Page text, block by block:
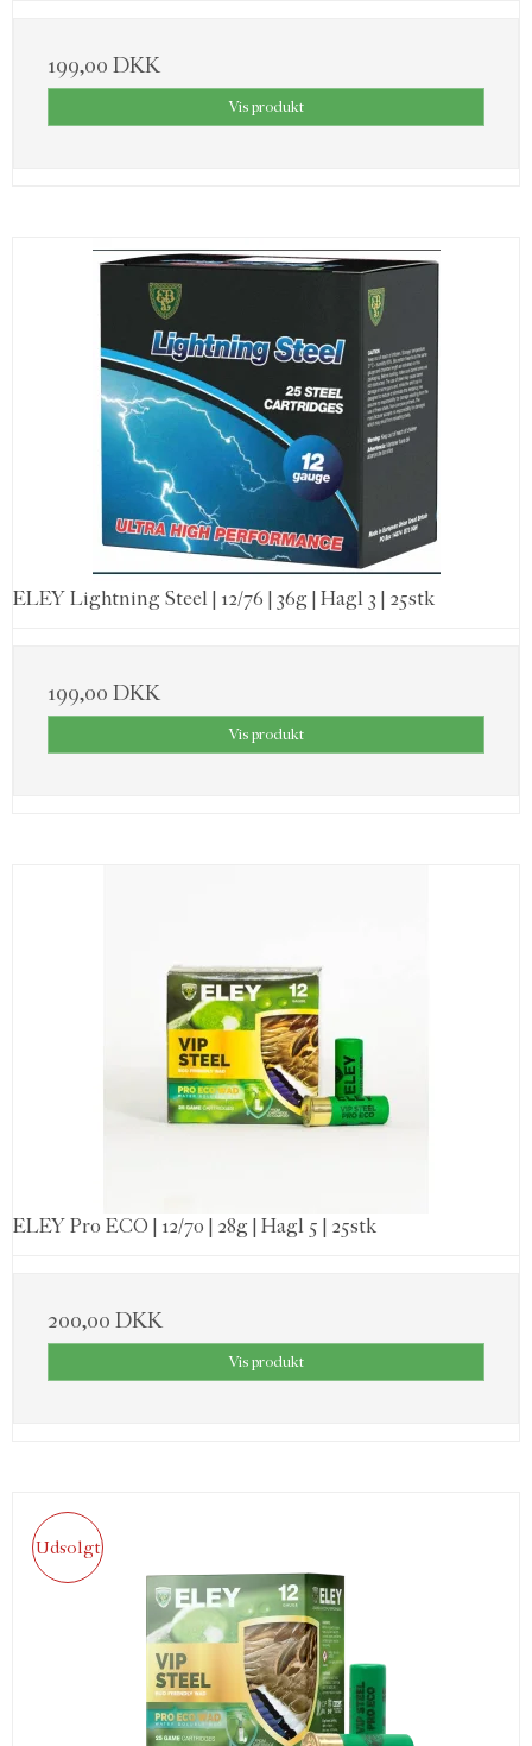
199,00 DKK
Vis produkt
ELEY Lightning Steel | 12/76 | 36g | Hagl 3 | 25stk
199,00 DKK
Vis produkt
ELEY Pro ECO | 12/70 | 28g | Hagl 5 | 25stk
200,00 DKK
Vis produkt
Udsolgt